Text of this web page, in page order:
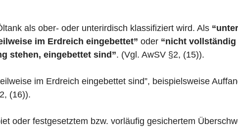
als ober- oder unterirdisch klassifiziert wird. Als
im Erdreich eingebettet” oder “nicht
stehen, eingebettet sind”. (Vgl. AwSV §2, (15)).
im Erdreich eingebettet sind”, beispielsweise
(16)).
oder festgesetztem bzw. vorläufig gesichertem